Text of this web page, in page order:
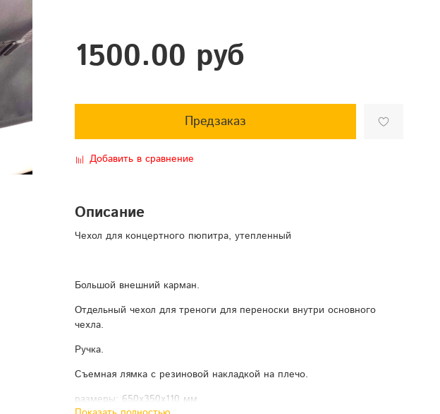
1500.00 руб
Предзаказ
Добавить в сравнение
Описание
Чехол для концертного пюпитра, утепленный
Большой внешний карман.
Отдельный чехол для треноги для переноски внутри основного
чехла.
Ручка.
Съемная лямка с резиновой накладкой на плечо.
размеры: 650х350х110 мм